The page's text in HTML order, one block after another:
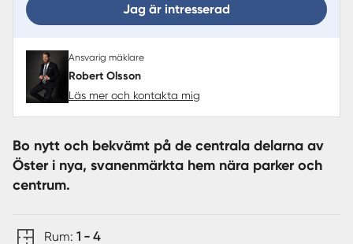
Jag är intresserad
Ansvarig mäklare
Robert Olsson
Läs mer och kontakta mig
Bo nytt och bekvämt på de centrala delarna av
Öster i nya, svanenmärkta hem nära parker och
centrum.
Rum: 1 - 4